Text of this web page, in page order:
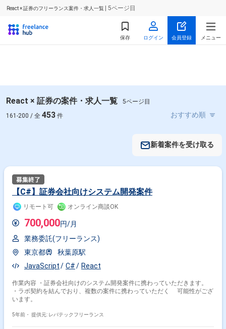
React × 証券のフリーランス案件・求人一覧 | 5ページ目
保存 ログイン 会員登録 メニュー
React × 証券の案件・求人一覧
5ページ目
161-200 / 全 453 件
新着案件を受け取る
【C#】証券会社向けシステム開発案件
リモート可 オンライン商談OK
700,000円/月
業務委託(フリーランス)
東京都
秋葉原駅
JavaScript
C# React
作業内容 ・証券会社向けのシステム開発案件に携わっていただきます。
・ラボ契約を結んでおり、複数の案件に携わっていただく 可能性がござ
います。
5年前・ 提供元: レバテックフリーランス